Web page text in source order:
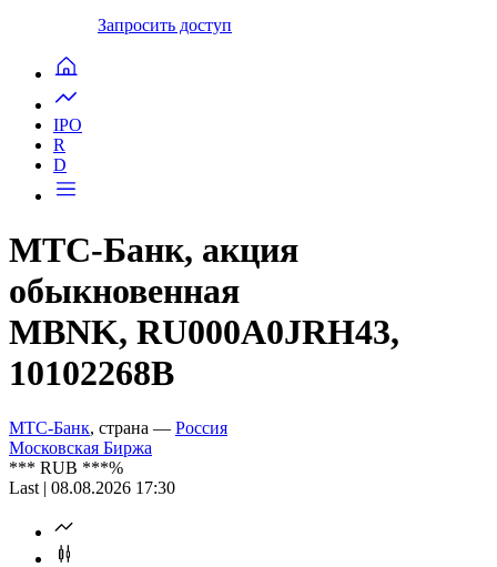
Запросить доступ
IPO
R
D
МТС-Банк, акция
обыкновенная
MBNK, RU000A0JRH43,
10102268B
МТС-Банк, страна — Россия
Московская Биржа
*** RUB ***%
Last | 08.08.2026 17:30